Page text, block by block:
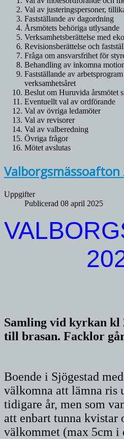
Val av justeringspersoner,
Fastställande av dagordning
Årsmötets behöriga utlysande
Verksamhetsberättelse med
Revisionsberättelse och
Fråga om ansvarsfrihet för
Behandling av inkomna
Fastställande av
verksamhetsåret
Beslut om Huruvida årsmötet
Eventuellt val av ordförande
Val av övriga ledamöter
Val av revisorer
Val av valberedning
Övriga frågor
Mötet avslutas
Valborgsmässoafton
Uppgifter
Publicerad 08 april 2025
Samling vid kyrkan kl
till brasan. Facklor
Boende i Sjögestad
välkomna att lämna ris
tidigare år, men som
att enbart tunna kvistar
välkommet (max 5cm i